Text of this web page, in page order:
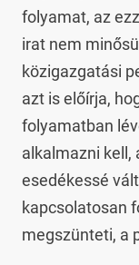
folyamat, az
irat nem
közigazgatási
azt is előírja,
folyamatban
alkalmazni kell,
esedékessé
kapcsolatosan
megszünteti, a